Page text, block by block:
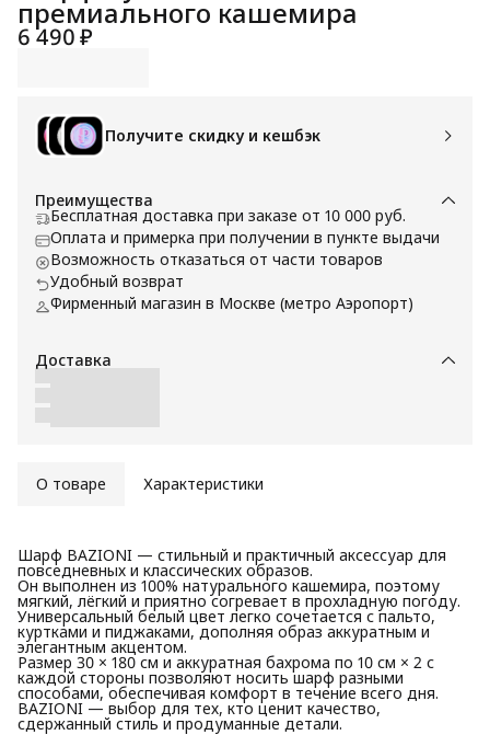
премиального кашемира
6 490 ₽
Получите скидку и кешбэк
Преимущества
Бесплатная доставка при заказе от 10 000 руб.
Оплата и примерка при получении в пункте выдачи
Возможность отказаться от части товаров
Удобный возврат
Фирменный магазин в Москве (метро Аэропорт)
Доставка
О товаре Характеристики
Шарф BAZIONI — стильный и практичный аксессуар для
повседневных и классических образов.
Он выполнен из 100% натурального кашемира, поэтому
мягкий, лёгкий и приятно согревает в прохладную погоду.
Универсальный белый цвет легко сочетается с пальто,
куртками и пиджаками, дополняя образ аккуратным и
элегантным акцентом.
Размер 30 × 180 см и аккуратная бахрома по 10 см × 2 с
каждой стороны позволяют носить шарф разными
способами, обеспечивая комфорт в течение всего дня.
BAZIONI — выбор для тех, кто ценит качество,
сдержанный стиль и продуманные детали.